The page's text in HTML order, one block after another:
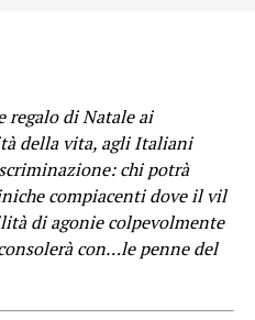
regalo di Natale ai
della vita, agli Italiani
chi potrà
compiacenti dove il vil
di agonie colpevolmente
con…le penne del